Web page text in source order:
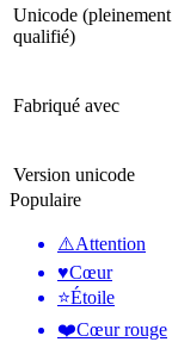
Unicode (pleinement
qualifié)
Fabriqué avec
Version unicode
Populaire
⚠️Attention
♥️Cœur
⭐Étoile
❤️Cœur rouge